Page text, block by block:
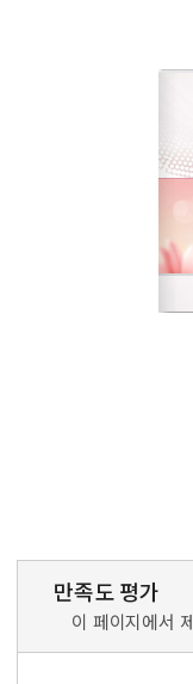
만족도 평가
이 페이지에서